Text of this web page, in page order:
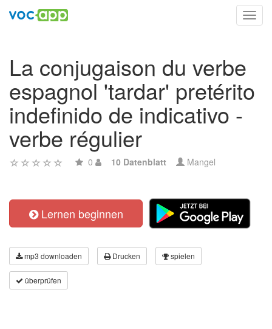
La conjugaison du verbe
espagnol 'tardar' pretérito
indefinido de indicativo -
verbe régulier
0 10 Datenblatt Mangel
Lernen beginnen
mp3 downloaden Drucken spielen
überprüfen